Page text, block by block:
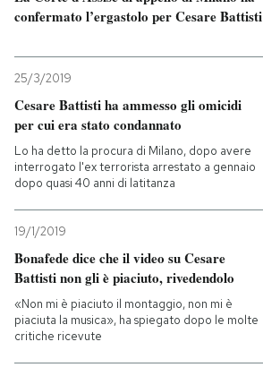
AREA PERSONALE
Entra
confermato l’ergastolo per Cesare Battisti
25/3/2019
Cesare Battisti ha ammesso gli omicidi
per cui era stato condannato
Lo ha detto la procura di Milano, dopo avere
interrogato l'ex terrorista arrestato a gennaio
dopo quasi 40 anni di latitanza
19/1/2019
Bonafede dice che il video su Cesare
Battisti non gli è piaciuto, rivedendolo
«Non mi è piaciuto il montaggio, non mi è
piaciuta la musica», ha spiegato dopo le molte
critiche ricevute